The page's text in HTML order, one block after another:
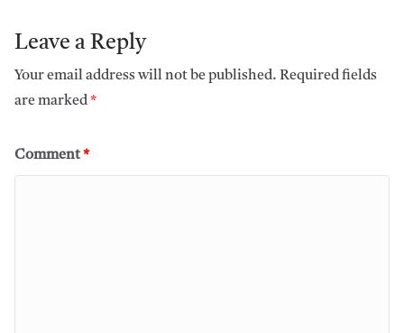
Leave a Reply
Your email address will not be published. Required fields
are marked*
Comment*